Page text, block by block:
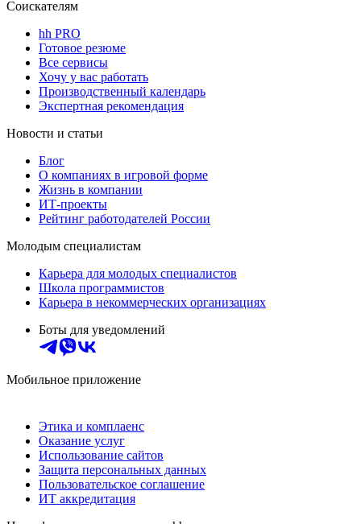
Соискателям
hh PRO
Готовое резюме
Все сервисы
Хочу у вас работать
Производственный календарь
Экспертная рекомендация
Новости и статьи
Блог
О компаниях в игровой форме
Жизнь в компании
ИТ-проекты
Рейтинг работодателей России
Молодым специалистам
Карьера для молодых специалистов
Школа программистов
Карьера в некоммерческих организациях
Боты для уведомлений
Мобильное приложение
Этика и комплаенс
Оказание услуг
Использование сайтов
Защита персональных данных
Пользовательское соглашение
ИТ аккредитация